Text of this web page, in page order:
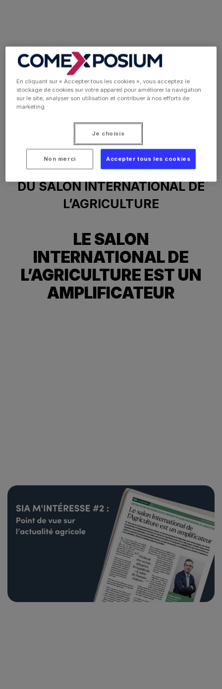
L’ACTUALITÉ VUE PAR
JÉRÔME DESPEY, PRÉSIDENT
DU SALON INTERNATIONAL DE
L’AGRICULTURE
LE SALON
INTERNATIONAL DE
L’AGRICULTURE EST UN
AMPLIFICATEUR
En cliquant sur « Accepter tous les cookies », vous acceptez le
stockage de cookies sur votre appareil pour améliorer la navigation
sur le site, analyser son utilisation et contribuer à nos efforts de
marketing.
Je choisis
Non merci Accepter tous les cookies